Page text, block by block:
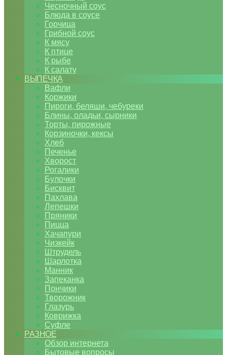
Чесночный соус
Блюда в соусе
Горчица
Грибной соус
К мясу
К птице
К рыбе
К салату
ВЫПЕЧКА
Вафли
Коржики
Пироги, беляши, чебуреки
Блины, оладьи, сырники
Торты, пирожные
Корзиночки, кексы
Хлеб
Печенье
Хворост
Рогалики
Булочки
Бисквит
Пахлава
Лепешки
Пряники
Пицца
Хачапури
Чизкейк
Штрудель
Шарлотка
Манник
Запеканка
Пончики
Творожник
Глазурь
Коврижка
Суфле
РАЗНОЕ
Обзор интернета
Бытовые вопросы